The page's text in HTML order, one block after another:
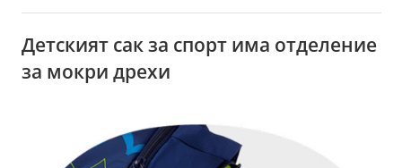
Детският сак за спорт има отделение
за мокри дрехи